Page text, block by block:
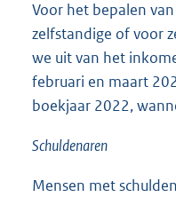
Voor het bepalen
zelfstandige of voor
we uit van het
februari en maart
boekjaar 2022,
Schuldenaren
Mensen met